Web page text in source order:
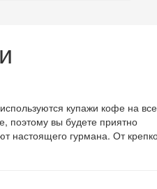
купажи кофе на все
поэтому вы будете приятно
настоящего гурмана. От